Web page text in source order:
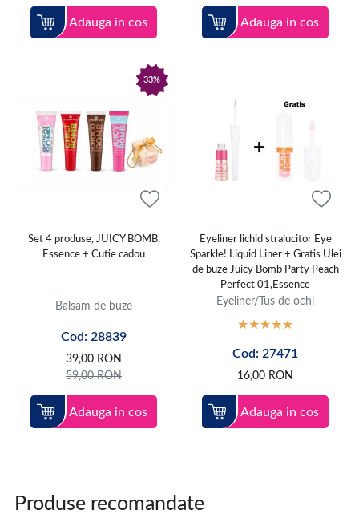
Adauga in cos Adauga in cos
33%
Set 4 produse, JUICY BOMB,
Essence + Cutie cadou
Balsam de buze
Cod: 28839
39,00 RON
59,00RON
Adauga in cos
Eyeliner lichid stralucitor Eye
Sparkle! Liquid Liner + Gratis Ulei
de buze Juicy Bomb Party Peach
Perfect 01,Essence
Eyeliner/Tuș de ochi
Cod: 27471
16,00 RON
Adauga in cos
Produse recomandate